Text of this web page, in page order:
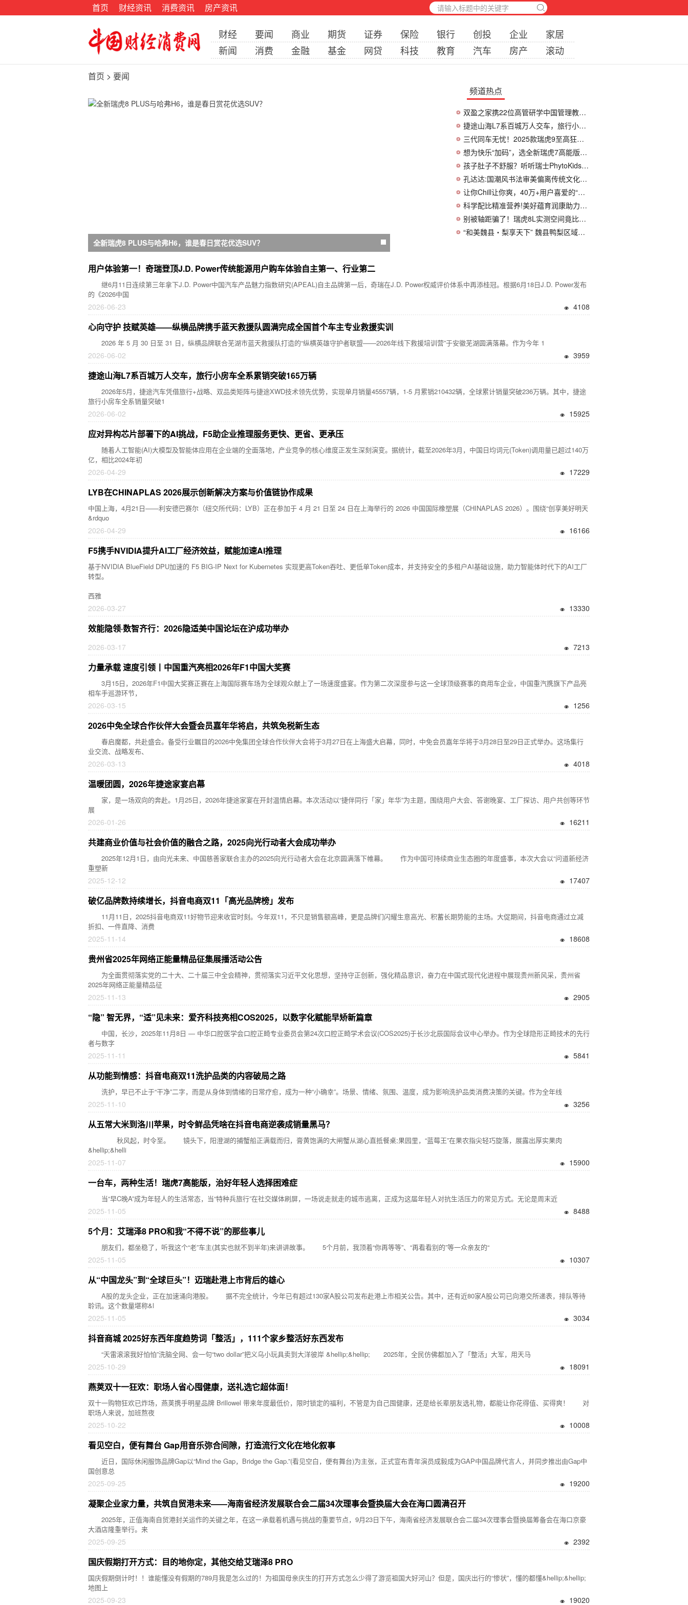
首页 财经资讯 消费资讯 房产资讯
财经 要闻 商业 期货 证券 保险 银行 创投 企业
家居
新闻
消费 金融 基金 网贷 科技 教育 汽车 房产 滚动
首页 > 要闻
全新瑞虎8 PLUS与哈弗H6，谁是春日赏花优选SUV？
频道热点
双盈之家携22位高管研学中国管理教育第一股
捷途山海L7系百城万人交车，旅行小房车全系累
三代同车无忧！2025款瑞虎9至高狂省3.5万，全家
想为快乐“加码”，选全新瑞虎7高能版还是吉
孩子肚子不舒服？听听瑞士PhytoKids的植物“
孔达达:国潮风书法审美偏离传统文化的反思
让你Chill让你爽，40万+用户喜爱的“燃擎新王
科学配比精准营养!美好蕴育润康助力孕期体
别被轴距骗了！瑞虎8L实测空间竟比CS75 PLUS
“和美魏县・梨享天下” 魏县鸭梨区域公用
用户体验第一！奇瑞登顶J.D. Power传统能源用户购车体验自主第一、行业第二
继6月11日连续第三年拿下J.D. Power中国汽车产品魅力指数研究(APEAL)自主品牌第一后，奇瑞在J.D. Power权威评价体系中再添桂冠。根据6月18日J.D. Power发布
的《2026中国
2026-06-23 4108
心向守护 技赋英雄——纵横品牌携手蓝天救援队圆满完成全国首个车主专业救援实训
2026 年 5 月 30 日至 31 日，纵横品牌联合芜湖市蓝天救援队打造的“纵横英雄守护者联盟——2026年线下救援培训营”于安徽芜湖圆满落幕。作为今年 1
2026-06-02 3959
捷途山海L7系百城万人交车，旅行小房车全系累销突破165万辆
2026年5月，捷途汽车凭借旅行+战略、双品类矩阵与捷途XWD技术领先优势，实现单月销量45557辆，1-5 月累销210432辆，全球累计销量突破236万辆。其中，捷途
旅行小房车全系销量突破1
2026-06-02 15925
应对异构芯片部署下的AI挑战，F5助企业推理服务更快、更省、更承压
随着人工智能(AI)大模型及智能体应用在企业端的全面落地，产业竞争的核心维度正发生深刻演变。据统计，截至2026年3月，中国日均词元(Token)调用量已超过140万
亿，相比2024年初
2026-04-29 17229
LYB在CHINAPLAS 2026展示创新解决方案与价值链协作成果
中国上海，4月21日——利安德巴赛尔（纽交所代码：LYB）正在参加于 4 月 21 日至 24 日在上海举行的 2026 中国国际橡塑展（CHINAPLAS 2026）。围绕“创享美好明天
&rdquo
2026-04-29 16166
F5携手NVIDIA提升AI工厂经济效益，赋能加速AI推理
基于NVIDIA BlueField DPU加速的 F5 BIG-IP Next for Kubernetes 实现更高Token吞吐、更低单Token成本，并支持安全的多租户AI基础设施，助力智能体时代下的AI工厂
转型。
西雅
2026-03-27 13330
效能隐领·数智齐行：2026隐适美中国论坛在沪成功举办
2026-03-17 7213
力量承载 速度引领丨中国重汽亮相2026年F1中国大奖赛
3月15日，2026年F1中国大奖赛正赛在上海国际赛车场为全球观众献上了一场速度盛宴。作为第二次深度参与这一全球顶级赛事的商用车企业，中国重汽携旗下产品亮
相车手巡游环节，
2026-03-15 1256
2026中免全球合作伙伴大会暨会员嘉年华将启，共筑免税新生态
春启魔都，共赴盛会。备受行业瞩目的2026中免集团全球合作伙伴大会将于3月27日在上海盛大启幕，同时，中免会员嘉年华将于3月28日至29日正式举办。这场集行
业交流、战略发布、
2026-03-13 4018
温暖团圆，2026年捷途家宴启幕
家，是一场双向的奔赴。1月25日，2026年捷途家宴在开封温情启幕。本次活动以“捷伴同行「家」年华”为主题，围绕用户大会、答谢晚宴、工厂探访、用户共创等环节
展
2026-01-26 16211
共建商业价值与社会价值的融合之路，2025向光行动者大会成功举办
2025年12月1日，由向光未来、中国慈善家联合主办的2025向光行动者大会在北京圆满落下帷幕。 作为中国可持续商业生态圈的年度盛事，本次大会以“问道新经济
重塑新
2025-12-12 17407
破亿品牌数持续增长，抖音电商双11「高光品牌榜」发布
11月11日，2025抖音电商双11好物节迎来收官时刻。今年双11，不只是销售额高峰，更是品牌们闪耀生意高光、积蓄长期势能的主场。大促期间，抖音电商通过立减
折扣、一件直降、消费
2025-11-14 18608
贵州省2025年网络正能量精品征集展播活动公告
为全面贯彻落实党的二十大、二十届三中全会精神，贯彻落实习近平文化思想，坚持守正创新，强化精品意识，奋力在中国式现代化进程中展现贵州新风采，贵州省
2025年网络正能量精品征
2025-11-13 2905
“隐” 智无界，“适”见未来：爱齐科技亮相COS2025，以数字化赋能早矫新篇章
中国，长沙，2025年11月8日 — 中华口腔医学会口腔正畸专业委员会第24次口腔正畸学术会议(COS2025)于长沙北辰国际会议中心举办。作为全球隐形正畸技术的先行
者与数字
2025-11-11 5841
从功能到情感：抖音电商双11洗护品类的内容破局之路
洗护，早已不止于“干净”二字，而是从身体到情绪的日常疗愈，成为一种“小确幸”。场景、情绪、氛围、温度，成为影响洗护品类消费决策的关键。作为全年线
2025-11-10 3256
从五常大米到洛川苹果，时令鲜品凭啥在抖音电商逆袭成销量黑马？
秋风起，时令至。 镜头下，阳澄湖的捕蟹船正满载而归，膏黄饱满的大闸蟹从湖心直抵餐桌;果园里，“蓝莓王”在果农指尖轻巧旋落，展露出厚实果肉
&hellip;&helli
2025-11-07 15900
一台车，两种生活！瑞虎7高能版，治好年轻人选择困难症
当“早C晚A”成为年轻人的生活常态，当“特种兵旅行”在社交媒体刷屏，一场说走就走的城市逃离，正成为这届年轻人对抗生活压力的常见方式。无论是周末近
2025-11-05 8488
5个月：艾瑞泽8 PRO和我“不得不说”的那些事儿
朋友们，都坐稳了，听我这个“老”车主(其实也就不到半年)来讲讲故事。 5个月前，我顶着“你再等等”、“再看看别的”等一众亲友的“
2025-11-05 10307
从“中国龙头”到“全球巨头”！迈瑞赴港上市背后的雄心
A股的龙头企业，正在加速涌向港股。 据不完全统计，今年已有超过130家A股公司发布赴港上市相关公告。其中，还有近80家A股公司已向港交所递表，排队等待
聆讯。这个数量堪称&l
2025-11-05 3034
抖音商城 2025好东西年度趋势词「整活」，111个家乡整活好东西发布
“天雷滚滚我好怕怕”洗脑全网、会一句“two dollar”把义乌小玩具卖到大洋彼岸 &hellip;&hellip; 2025年，全民仿佛都加入了「整活」大军，用天马
2025-10-29 18091
燕荚双十一狂欢：职场人省心囤健康，送礼选它超体面！
双十一购物狂欢已炸场，燕荚携手明星品牌 Brillowel 带来年度最低价，限时锁定的福利，不管是为自己囤健康，还是给长辈朋友选礼物，都能让你花得值、买得爽！ 对
职场人来说，加班熬夜
2025-10-22 10008
看见空白，便有舞台 Gap用音乐弥合间隙，打造流行文化在地化叙事
近日，国际休闲服饰品牌Gap以“Mind the Gap，Bridge the Gap.”(看见空白，便有舞台)为主张，正式宣布青年演员成毅成为GAP中国品牌代言人，并同步推出由Gap中
国创意总
2025-09-25 19200
凝聚企业家力量，共筑自贸港未来——海南省经济发展联合会二届34次理事会暨换届大会在海口圆满召开
2025年，正值海南自贸港封关运作的关键之年，在这一承载着机遇与挑战的重要节点，9月23日下午，海南省经济发展联合会二届34次理事会暨换届筹备会在海口京豪
大酒店隆重举行。来
2025-09-25 2392
国庆假期打开方式：目的地你定，其他交给艾瑞泽8 PRO
国庆假期倒计时！！谁能懂没有假期的789月我是怎么过的！为祖国母亲庆生的打开方式怎么少得了游览祖国大好河山？但是，国庆出行的“惨状”，懂的都懂&hellip;&hellip;
地图上
2025-09-23 19020